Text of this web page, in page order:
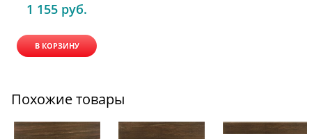
1 155 руб.
В КОРЗИНУ
Похожие товары